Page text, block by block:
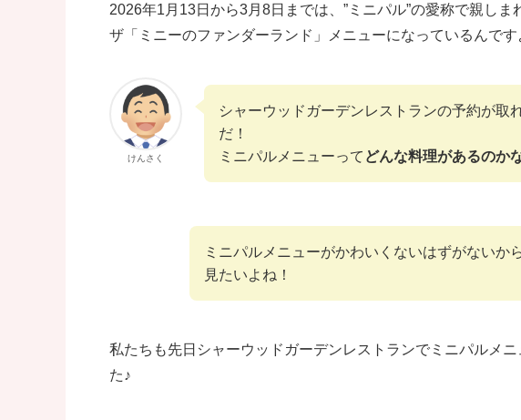
2026年1月13日から3月8日までは、”ミニパル”の愛称で親し
ザ「ミニーのファンダーランド」メニューになっているんです
けんさく
シャーウッドガーデンレストランの予約が取
だ！
ミニパルメニューって どんな料理があるのか
ミニパルメニューがかわいくないはずがないから
見たいよね！
私たちも先日シャーウッドガーデンレストランでミニパルメ
た♪